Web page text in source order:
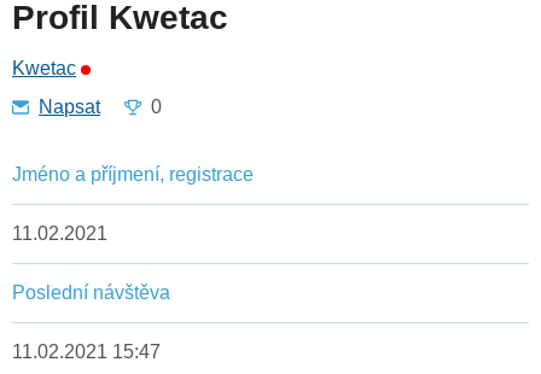
Profil Kwetac
Kwetac
Napsat
0
Jméno a příjmení, registrace
11.02.2021
Poslední návštěva
11.02.2021 15:47